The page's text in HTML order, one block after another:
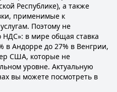
Республике), а также
применимые к
Поэтому не
НДС»: в мире общая ставка
в Андорре до 27% в Венгрии,
США, которые не
уровне. Актуальную
вы можете посмотреть в